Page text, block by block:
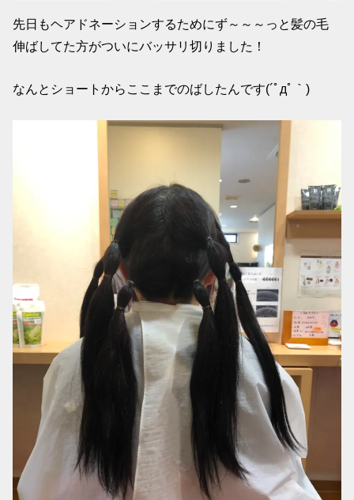
先日もヘアドネーションするためにず～～～っと髪の毛
伸ばしてた方がついにバッサリ切りました！
なんとショートからここまでのばしたんです(´ﾟдﾟ｀)